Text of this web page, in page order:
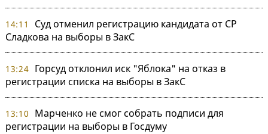
14:11
Суд отменил регистрацию кандидата от СР
Сладкова на выборы в ЗакС
13:24 Горсуд отклонил иск "Яблока" на отказ в
регистрации списка на выборы в ЗакС
13:10
Марченко не смог собрать подписи для
регистрации на выборы в Госдуму